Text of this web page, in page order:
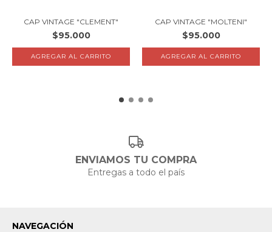
CAP VINTAGE "CLEMENT"
$95.000
CAP VINTAGE "MOLTENI"
$95.000
ENVIAMOS TU COMPRA
Entregas a todo el país
NAVEGACIÓN